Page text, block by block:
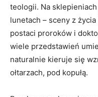
teologii. Na
lunetach – sceny z
postaci proroków i
wiele przedstawień
naturalnie kieruje się
ołtarzach, pod kopułą.